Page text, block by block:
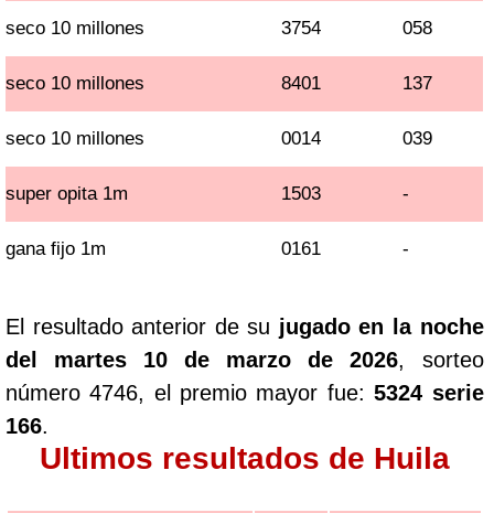
seco 10 millones 3754 058
seco 10 millones 8401 137
seco 10 millones 0014 039
super opita 1m 1503 -
gana fijo 1m 0161 -
El resultado anterior de su jugado en la noche
del martes 10 de marzo de 2026, sorteo
número 4746, el premio mayor fue:5324 serie
166.
Ultimos resultados de Huila